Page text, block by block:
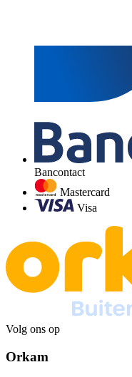
Bancontact
Mastercard
Visa
Volg ons op
Orkam